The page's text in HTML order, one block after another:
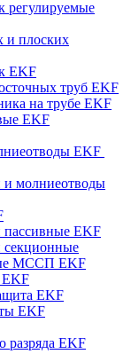
регулируемые
и плоских
EKF
труб EKF
на трубе EKF
EKF
EKF
молниеотводы
EKF
МССП EKF
EKF
EKF
разряда EKF